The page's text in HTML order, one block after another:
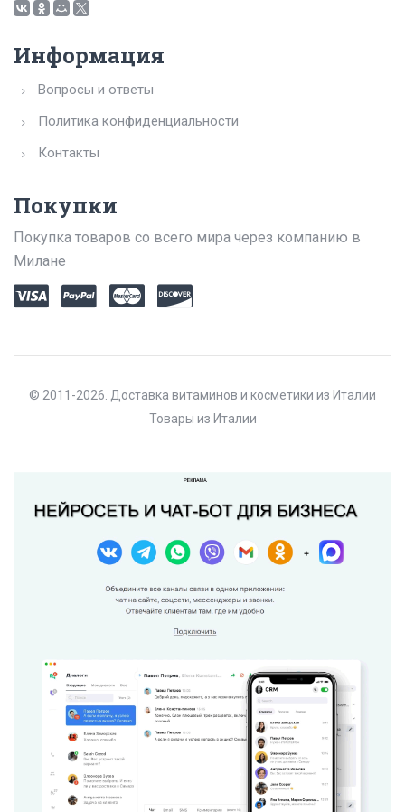
Информация
Вопросы и ответы
Политика конфиденциальности
Контакты
Покупки
Покупка товаров со всего мира через компанию в
Милане
© 2011-2026. Доставка витаминов и косметики из Италии
Товары из Италии